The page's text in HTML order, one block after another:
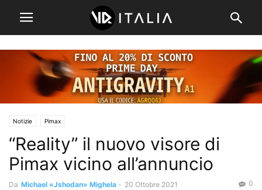
Notizie Pimax
“Reality” il nuovo visore di
Pimax vicino all’annuncio
Da Michael «Jshodan» Mighela - 20 Ottobre 2021 0